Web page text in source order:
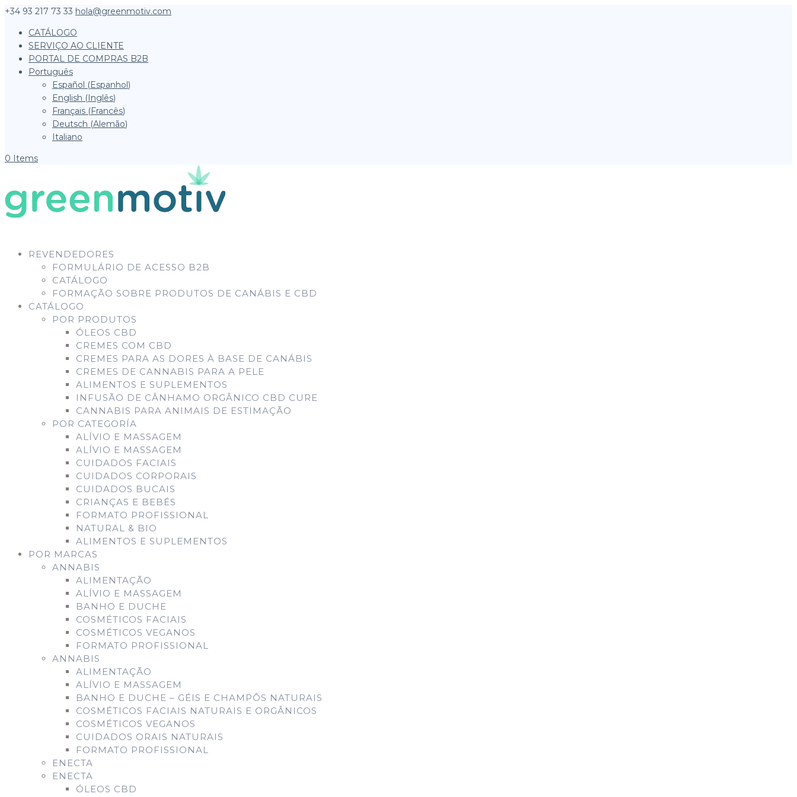
+34 93 217 73 33 hola@greenmotiv.com
CATÁLOGO
SERVIÇO AO CLIENTE
PORTAL DE COMPRAS B2B
Português
Español (Espanhol)
English (Inglês)
Français (Francês)
Deutsch (Alemão)
Italiano
0 Items
REVENDEDORES
FORMULÁRIO DE ACESSO B2B
CATÁLOGO
FORMAÇÃO SOBRE PRODUTOS DE CANÁBIS E CBD
CATÁLOGO
POR PRODUTOS
ÓLEOS CBD
CREMES COM CBD
CREMES PARA AS DORES À BASE DE CANÁBIS
CREMES DE CANNABIS PARA A PELE
ALIMENTOS E SUPLEMENTOS
INFUSÃO DE CÂNHAMO ORGÂNICO CBD CURE
CANNABIS PARA ANIMAIS DE ESTIMAÇÃO
POR CATEGORÍA
ALÍVIO E MASSAGEM
ALÍVIO E MASSAGEM
CUIDADOS FACIAIS
CUIDADOS CORPORAIS
CUIDADOS BUCAIS
CRIANÇAS E BEBÉS
FORMATO PROFISSIONAL
NATURAL & BIO
ALIMENTOS E SUPLEMENTOS
POR MARCAS
ANNABIS
ALIMENTAÇÃO
ALÍVIO E MASSAGEM
BANHO E DUCHE
COSMÉTICOS FACIAIS
COSMÉTICOS VEGANOS
FORMATO PROFISSIONAL
ANNABIS
ALIMENTAÇÃO
ALÍVIO E MASSAGEM
BANHO E DUCHE – GÉIS E CHAMPÔS NATURAIS
COSMÉTICOS FACIAIS NATURAIS E ORGÂNICOS
COSMÉTICOS VEGANOS
CUIDADOS ORAIS NATURAIS
FORMATO PROFISSIONAL
ENECTA
ENECTA
ÓLEOS CBD